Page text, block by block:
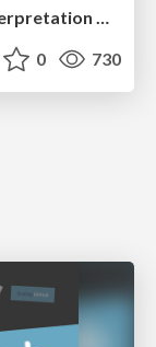
Understanding CVP Waveforms: Interpretation and Clinical Implications in Anesthesiology
0 730